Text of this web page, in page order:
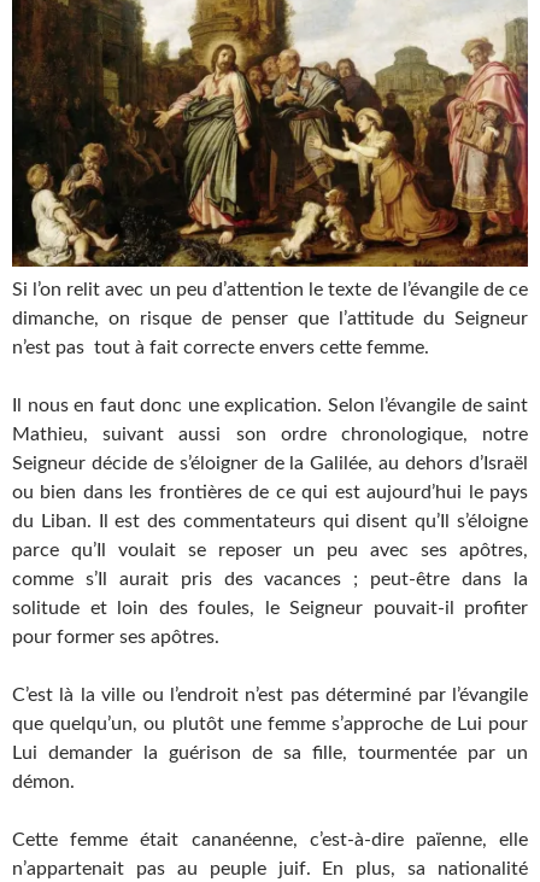
Si l’on relit avec un peu d’attention le texte de l’évangile de ce
dimanche, on risque de penser que l’attitude du Seigneur
n’est pas tout à fait correcte envers cette femme.
Il nous en faut donc une explication. Selon l’évangile de saint
Mathieu, suivant aussi son ordre chronologique, notre
Seigneur décide de s’éloigner de la Galilée, au dehors d’Israël
ou bien dans les frontières de ce qui est aujourd’hui le pays
du Liban. Il est des commentateurs qui disent qu’Il s’éloigne
parce qu’Il voulait se reposer un peu avec ses apôtres,
comme s’Il aurait pris des vacances ; peut-être dans la
solitude et loin des foules, le Seigneur pouvait-il profiter
pour former ses apôtres.
C’est là la ville ou l’endroit n’est pas déterminé par l’évangile
que quelqu’un, ou plutôt une femme s’approche de Lui pour
Lui demander la guérison de sa fille, tourmentée par un
démon.
Cette femme était cananéenne, c’est-à-dire païenne, elle
n’appartenait pas au peuple juif. En plus, sa nationalité